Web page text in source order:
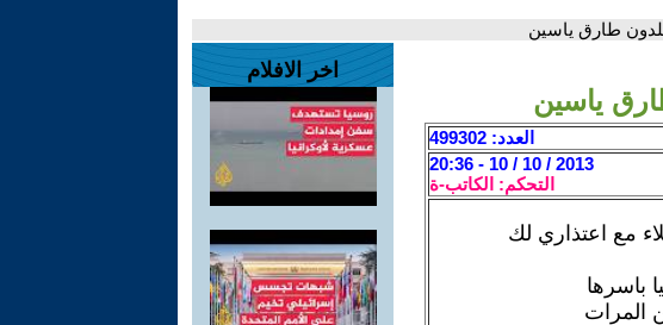
طارق ياسين
ياسين
العدد: 499302
2013 / 10 / 10 - 20:36
التحكم: الكاتب-ة
مع اعتذاري لك
باسرها
المرات
اخر الافلام